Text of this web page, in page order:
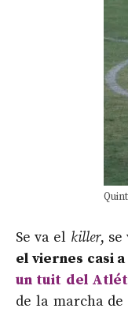
Se va el killer, se
el viernes casi
un tuit del
de la marcha